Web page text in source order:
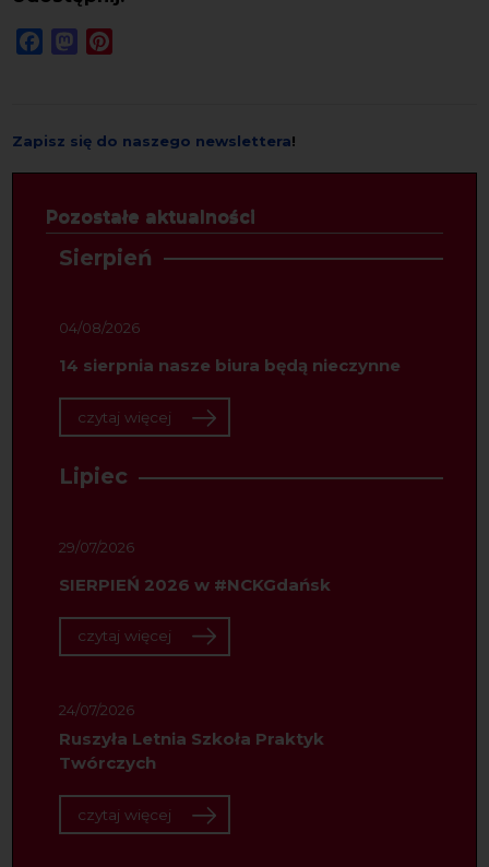
FacebookMastodon
Zapisz się do naszego newslettera!
Pozostałe aktualności
Sierpień
04/08/2026
14 sierpnia nasze biura będą nieczynne
czytaj więcej
Lipiec
29/07/2026
SIERPIEŃ 2026 w #NCKGdańsk
czytaj więcej
24/07/2026
Ruszyła Letnia Szkoła Praktyk
Twórczych
czytaj więcej